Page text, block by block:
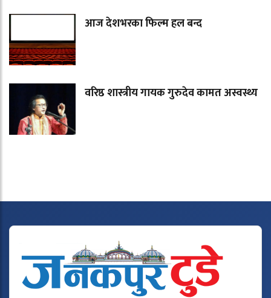
आज देशभरका फिल्म हल बन्द
वरिष्ठ शास्त्रीय गायक गुरुदेव कामत अस्वस्थ्य